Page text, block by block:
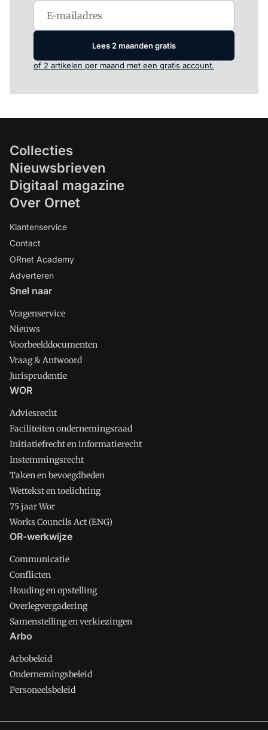
Lees 2 maanden gratis
of 2 artikelen per maand met een gratis account.
Collecties
Nieuwsbrieven
Digitaal magazine
Over Ornet
Klantenservice
Contact
ORnet Academy
Adverteren
Snel naar
Vragenservice
Nieuws
Voorbeelddocumenten
Vraag & Antwoord
Jurisprudentie
WOR
Adviesrecht
Faciliteiten ondernemingsraad
Initiatiefrecht en informatierecht
Instemmingsrecht
Taken en bevoegdheden
Wettekst en toelichting
75 jaar Wor
Works Councils Act (ENG)
OR-werkwijze
Communicatie
Conflicten
Houding en opstelling
Overlegvergadering
Samenstelling en verkiezingen
Arbo
Arbobeleid
Ondernemingsbeleid
Personeelsbeleid